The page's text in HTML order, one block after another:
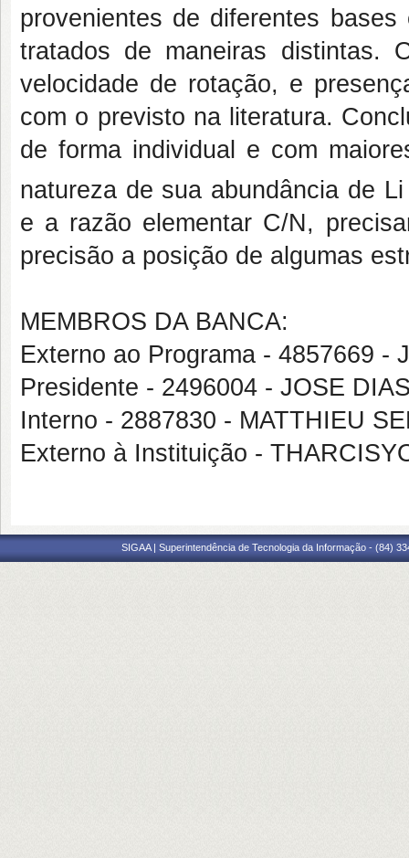
provenientes de diferentes
tratados de maneiras distintas.
velocidade de rotação, e
com o previsto na literatura.
de forma individual e com
natureza de sua abundância de
e a razão elementar C/N,
precisão a posição de algumas
MEMBROS DA BANCA:
Externo ao Programa - 4857669 -
Presidente - 2496004 - JOSE
Interno - 2887830 - MATTHIEU
Externo à Instituição -
SIGAA | Superintendência de Tecnologia da Informação - (84)